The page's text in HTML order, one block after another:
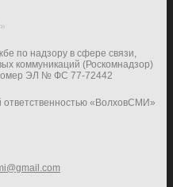
по надзору в сфере связи,
коммуникаций (Роскомнадзор)
ЭЛ № ФС 77-72442
ответственностью «ВолховСМИ»